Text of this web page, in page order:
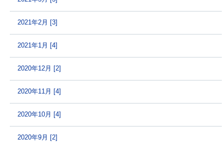
2021年2月 [3]
2021年1月 [4]
2020年12月 [2]
2020年11月 [4]
2020年10月 [4]
2020年9月 [2]